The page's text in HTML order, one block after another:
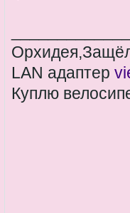
LAN адаптер
Куплю